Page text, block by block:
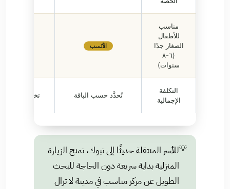
مناسب
للأطفال
الصغار جدًا
(٦-٨
سنوات)
الأنسب
التكلفة
الإجمالية
تُحدَّد حسب الباقة تختلف حسب
💡للأسر المنتقلة حديثًا إلى تبوك، تمنح الزيارة
المنزلية بداية سريعة دون الحاجة للبحث
الطويل عن مركز مناسب في مدينة لا تزال